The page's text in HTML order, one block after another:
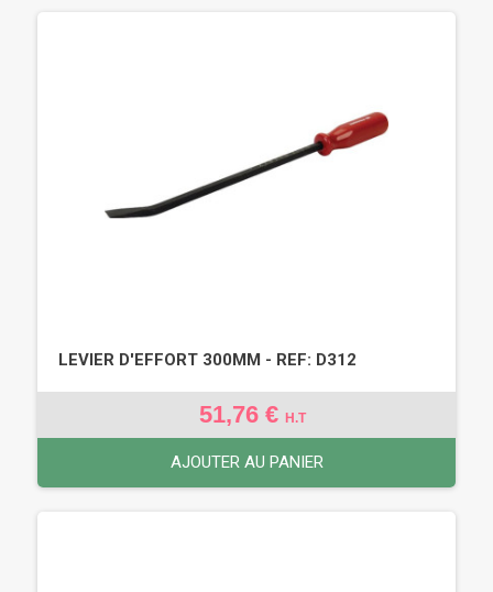
LEVIER D'EFFORT 300MM - REF: D312
51,76 € H.T
AJOUTER AU PANIER